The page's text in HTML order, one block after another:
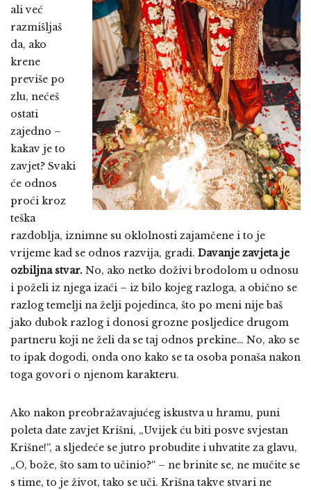
ali već
razmišljaš
da, ako
krene
previše po
zlu, nećeš
ostati
zajedno –
kakav je to
zavjet? Svaki
će odnos
proći kroz
teška
razdoblja, iznimne su oklolnosti zajamčene i to je
vrijeme kad se odnos razvija, gradi. Davanje zavjeta je
ozbiljna stvar. No, ako netko doživi brodolom u odnosu
i poželi iz njega izaći – iz bilo kojeg razloga, a obično se
razlog temelji na želji pojedinca, što po meni nije baš
jako dubok razlog i donosi grozne posljedice drugom
partneru koji ne želi da se taj odnos prekine… No, ako se
to ipak dogodi, onda ono kako se ta osoba ponaša nakon
toga govori o njenom karakteru.
Ako nakon preobražavajućeg iskustva u hramu, puni
poleta date zavjet Krišni, „Uvijek ću biti posve svjestan
Krišne!“, a sljedeće se jutro probudite i uhvatite za glavu,
„O, bože, što sam to učinio?“ – ne brinite se, ne mučite se
s time, to je život, tako se uči. Krišna takve stvari ne